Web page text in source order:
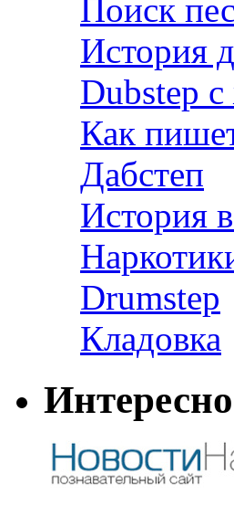
Поиск
История
Dubstep
Как
Дабстеп
История
Drumstep
Кладовка